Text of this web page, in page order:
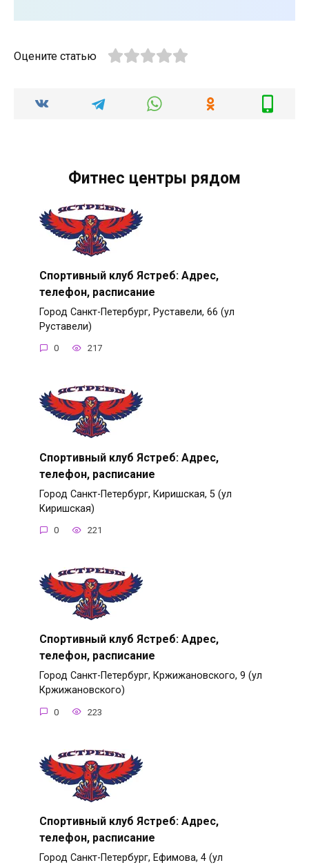
Оцените статью
Фитнес центры рядом
Спортивный клуб Ястреб: Адрес,
телефон, расписание
Город Санкт-Петербург, Руставели, 66 (ул
Руставели)
0 217
Спортивный клуб Ястреб: Адрес,
телефон, расписание
Город Санкт-Петербург, Киришская, 5 (ул
Киришская)
0 221
Спортивный клуб Ястреб: Адрес,
телефон, расписание
Город Санкт-Петербург, Кржижановского, 9 (ул
Кржижановского)
0 223
Спортивный клуб Ястреб: Адрес,
телефон, расписание
Город Санкт-Петербург, Ефимова, 4 (ул